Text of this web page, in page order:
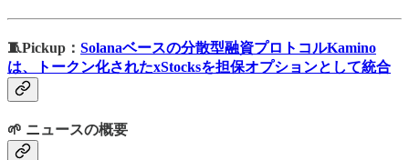
🧵Pickup： Solanaベースの分散型融資プロトコルKamino
は、トークン化されたxStocksを担保オプションとして統合
🌱 ニュースの概要